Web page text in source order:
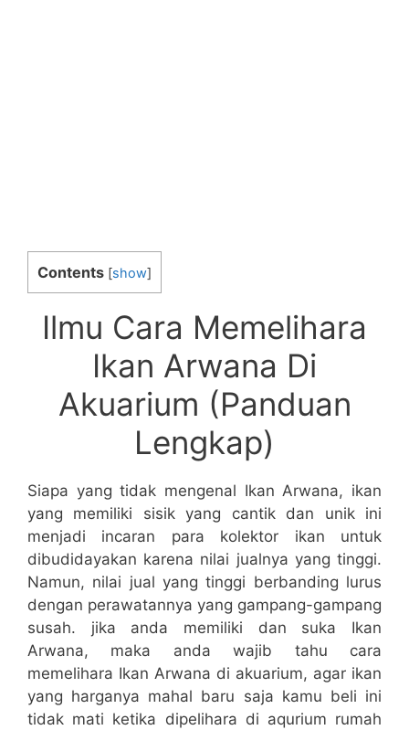
Contents [show]
Ilmu Cara Memelihara
Ikan Arwana Di
Akuarium (Panduan
Lengkap)
Siapa yang tidak mengenal Ikan Arwana, ikan
yang memiliki sisik yang cantik dan unik ini
menjadi incaran para kolektor ikan untuk
dibudidayakan karena nilai jualnya yang tinggi.
Namun, nilai jual yang tinggi berbanding lurus
dengan perawatannya yang gampang-gampang
susah. jika anda memiliki dan suka Ikan
Arwana, maka anda wajib tahu cara
memelihara Ikan Arwana di akuarium, agar ikan
yang harganya mahal baru saja kamu beli ini
tidak mati ketika dipelihara di aqurium rumah